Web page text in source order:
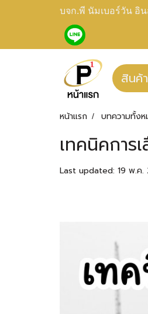
บจก.พี นัมเบอร์วัน อิ
สินค้
หน้าแรก บทความทั้ง
เทคนิคกา
Last updated: 19 พ.ค.